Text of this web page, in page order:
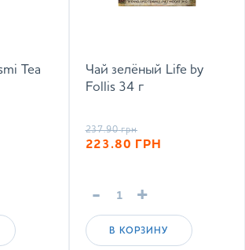
Tea
Чай зелёный Life by
Follis 34 г
237.90 грн
223.80 ГРН
- +
В КОРЗИНУ